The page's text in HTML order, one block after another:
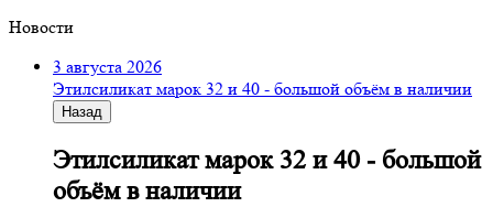
Новости
3 августа 2026
Этилсиликат марок 32 и 40 - большой объём в наличии
Назад
Этилсиликат марок 32 и 40 - большой
объём в наличии